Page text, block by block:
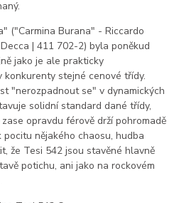
("Carmina Burana" - Riccardo
| 411 702-2) byla poněkud
jako je ale prakticky
stejné cenové třídy.
"nerozpadnout se" v dynamických
solidní standard dané třídy,
opravdu férově drží pohromadě
nějakého chaosu, hudba
že Tesi 542 jsou stavěné hlavně
potichu, ani jako na rockovém